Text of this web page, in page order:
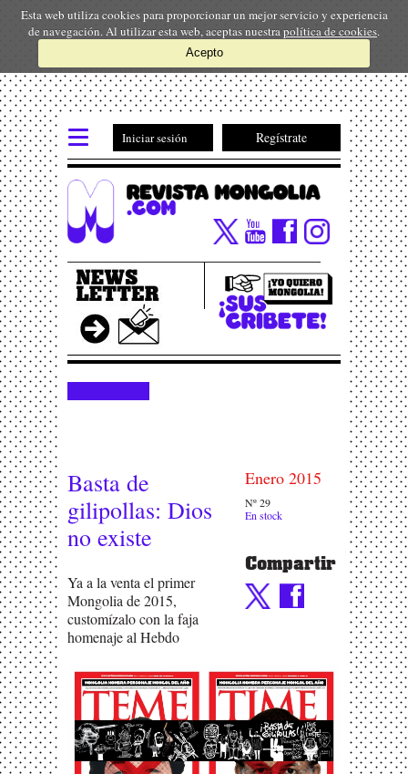
Esta web utiliza cookies para proporcionar un mejor servicio y experiencia
de navegación. Al utilizar esta web, aceptas nuestra política de cookies.
Acepto
Iniciar sesión Regístrate
Basta de
gilipollas: Dios
no existe
Ya a la venta el primer
Mongolia de 2015,
customízalo con la faja
homenaje al Hebdo
Enero 2015
Nº 29
En stock
Compartir